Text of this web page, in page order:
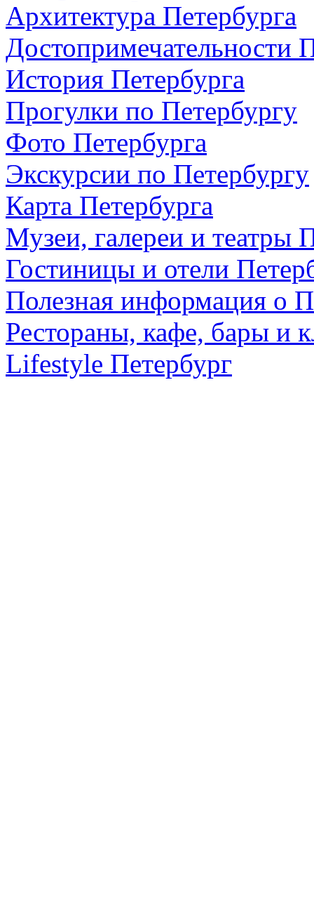
Архитектура Петербурга
Достопримечательности
История Петербурга
Прогулки по Петербургу
Фото Петербурга
Экскурсии по Петербургу
Карта Петербурга
Музеи, галереи и театры
Гостиницы и отели
Полезная информация о
Рестораны, кафе, бары и
Lifestyle Петербург